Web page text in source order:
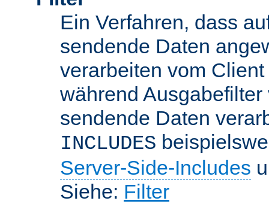
Ein Verfahren, dass
sendende Daten
verarbeiten vom
während
sendende Daten
INCLUDES
Server-Side-Includes
Siehe: Filter